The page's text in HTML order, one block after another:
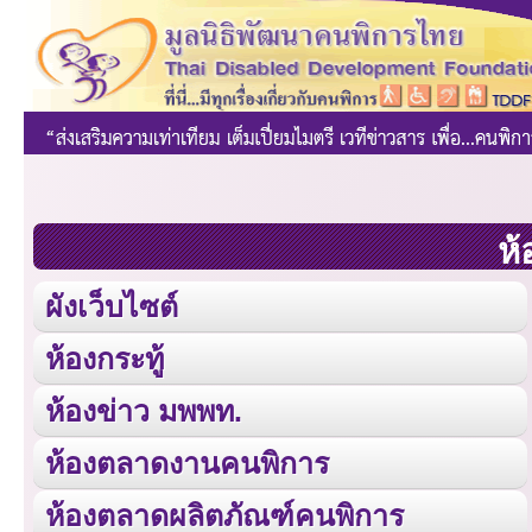
ห้
ผังเว็บไซต์
ห้องกระทู้
ห้องข่าว มพพท.
ห้องตลาดงานคนพิการ
ห้องตลาดผลิตภัณฑ์คนพิการ